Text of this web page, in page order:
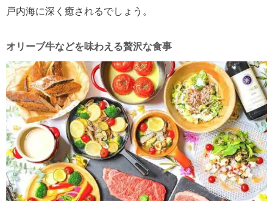
戸内海に深く癒されるでしょう。
オリーブ牛などを味わえる贅沢な食事